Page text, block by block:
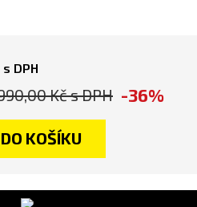
s DPH
Kčs DPH -36%
DO KOŠÍKU